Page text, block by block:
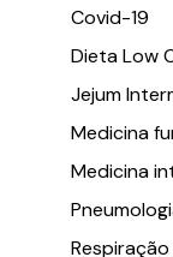
Covid-19
Dieta Low
Jejum
Medicina
Medicina
Respiração